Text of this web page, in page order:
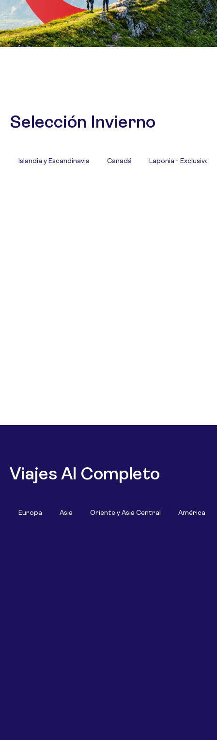
Selección Invierno
Islandia y Escandinavia Canadá Laponia - Exclusivo
Viajes Al Completo
Europa Asia Oriente y Asia Central América